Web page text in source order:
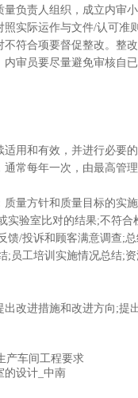
量负责人组织，成立内审
实际运作与文件/认可准
不符合项要督促整改。整
内审员要尽量避免审核自
用和有效，并进行必要的
常每年一次，由最高管理
量方针和质量目标的实施
实验室比对的结果;不符合
馈/投诉和顾客满意调查;
;员工培训实施情况总结;
改进措施和改进方向;提
产车间工程要求
的设计_中南